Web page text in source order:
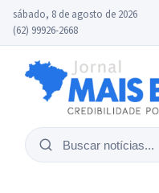
sábado, 8 de agosto de 2026
(62) 99926-2668
Buscar